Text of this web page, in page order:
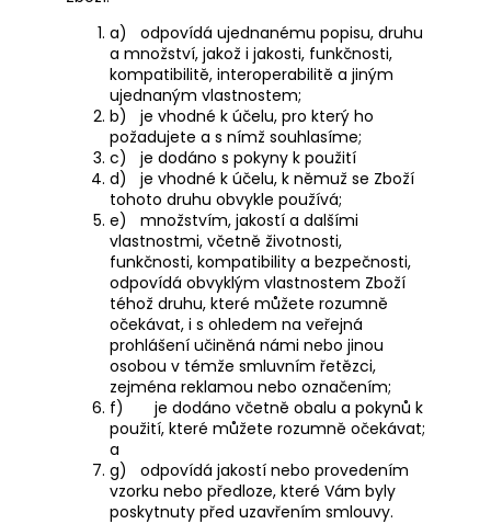
a)
odpovídá ujednanému popisu, druhu
a množství, jakož i jakosti, funkčnosti,
kompatibilitě, interoperabilitě a jiným
ujednaným vlastnostem;
b)
je vhodné k účelu, pro který ho
požadujete a s nímž souhlasíme;
c)
je dodáno s pokyny k použití
d)
je vhodné k účelu, k němuž se Zboží
tohoto druhu obvykle používá;
e)
množstvím, jakostí a dalšími
vlastnostmi, včetně životnosti,
funkčnosti, kompatibility a bezpečnosti,
odpovídá obvyklým vlastnostem Zboží
téhož druhu, které můžete rozumně
očekávat, i s ohledem na veřejná
prohlášení učiněná námi nebo jinou
osobou v témže smluvním řetězci,
zejména reklamou nebo označením;
f)
je dodáno včetně obalu a pokynů k
použití, které můžete rozumně očekávat;
a
g)
odpovídá jakostí nebo provedením
vzorku nebo předloze, které Vám byly
poskytnuty před uzavřením smlouvy.